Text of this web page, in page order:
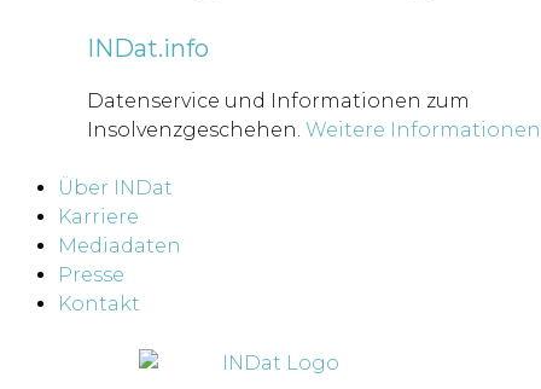
INDat.info
Datenservice und Informationen zum
Insolvenzgeschehen. Weitere Informationen
Über INDat
Karriere
Mediadaten
Presse
Kontakt